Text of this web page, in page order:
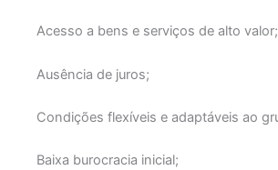
Acesso a bens e serviços de alto valor;
Ausência de juros;
Condições flexíveis e adaptáveis ao
Baixa burocracia inicial;